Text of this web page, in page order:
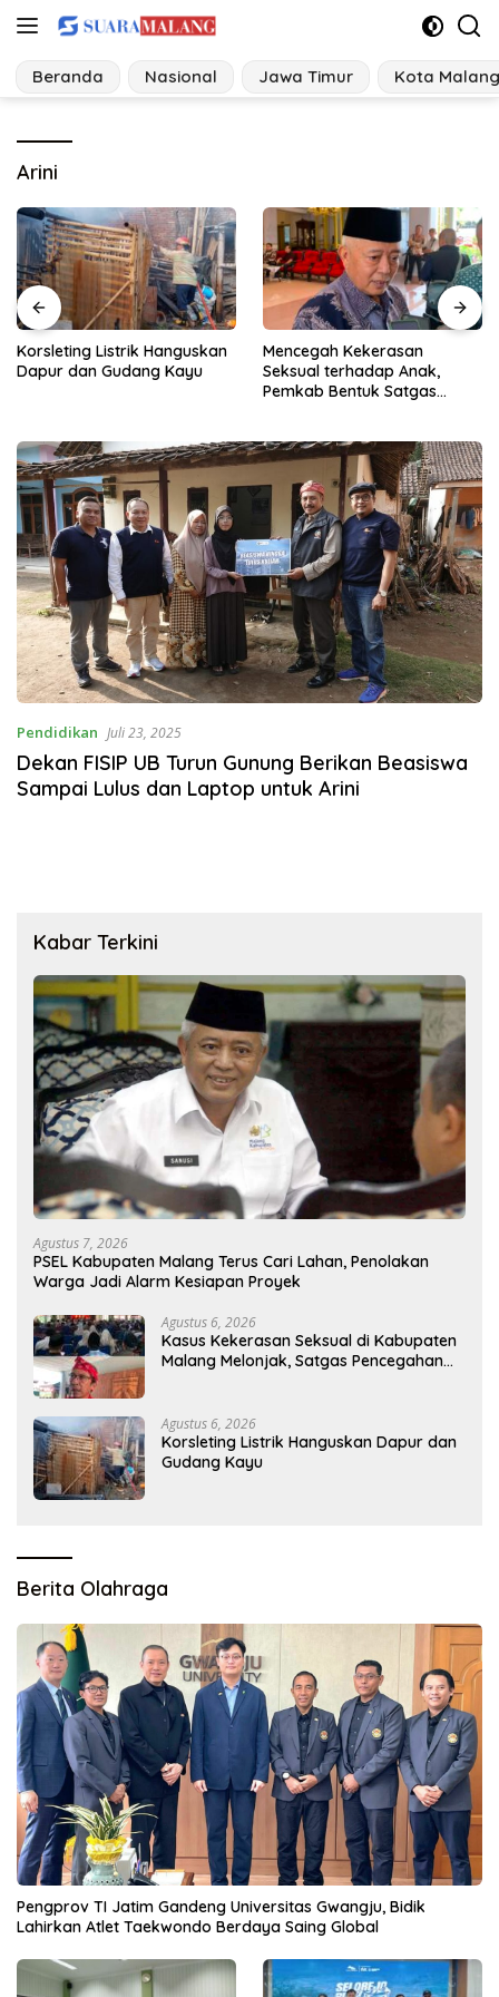
Langsung
konten
Beranda Nasional Jawa Timur Kota Malang
Arini
Korsleting Listrik Hanguskan
Dapur dan Gudang Kayu
Mencegah Kekerasan
Seksual terhadap Anak,
Pemkab Bentuk Satgas
Pendidikan Juli 23, 2025
Dekan FISIP UB Turun Gunung Berikan Beasiswa
Sampai Lulus dan Laptop untuk Arini
Kabar Terkini
Agustus 7, 2026
PSEL Kabupaten Malang Terus Cari Lahan, Penolakan
Warga Jadi Alarm Kesiapan Proyek
Agustus 6, 2026
Kasus Kekerasan Seksual di Kabupaten
Malang Melonjak, Satgas Pencegahan
Agustus 6, 2026
Korsleting Listrik Hanguskan Dapur dan
Gudang Kayu
Berita Olahraga
Pengprov TI Jatim Gandeng Universitas Gwangju, Bidik
Lahirkan Atlet Taekwondo Berdaya Saing Global